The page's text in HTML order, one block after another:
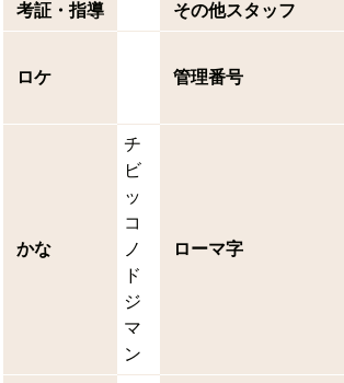
考証・指導 その他スタッフ
ロケ 管理番号
かな
チ
ビ
ッ
コ
ノ
ド
ジ
マ
ン
ローマ字